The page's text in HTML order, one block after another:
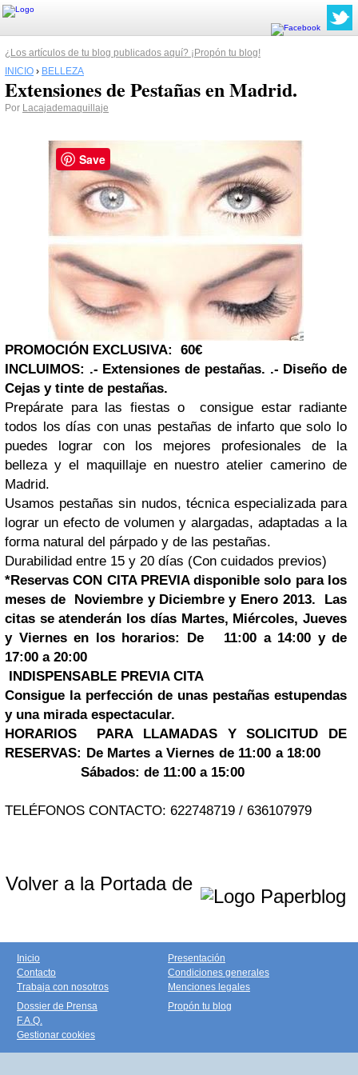
¿Los artículos de tu blog publicados aquí? ¡Propón tu blog!
INICIO › BELLEZA
Extensiones de Pestañas en Madrid.
Por Lacajademaquillaje
PROMOCIÓN EXCLUSIVA: 60€
INCLUIMOS: .- Extensiones de pestañas. .- Diseño de
Cejas y tinte de pestañas.
Prepárate para las fiestas o consigue estar radiante
todos los días con unas pestañas de infarto que solo lo
puedes lograr con los mejores profesionales de la
belleza y el maquillaje en nuestro atelier camerino de
Madrid.
Usamos pestañas sin nudos, técnica especializada para
lograr un efecto de volumen y alargadas, adaptadas a la
forma natural del párpado y de las pestañas.
Durabilidad entre 15 y 20 días (Con cuidados previos)
*Reservas CON CITA PREVIA disponiblesolo para los
meses de Noviembre y Diciembre y Enero 2013.
Las
citas se atenderán los días Martes, Miércoles, Jueves
y Viernes en los horarios: De 11:00 a 14:00 y de
17:00 a 20:00
INDISPENSABLE PREVIA CITA
Consigue la perfección de unas pestañas estupendas
y una mirada espectacular.
HORARIOS PARA LLAMADAS Y SOLICITUD DE
RESERVAS: De Martes a Viernes de 11:00 a 18:00
Sábados: de 11:00 a 15:00
TELÉFONOS CONTACTO: 622748719 / 636107979
Volver a la Portada de
Inicio
Contacto
Trabaja con nosotros
Presentación
Condiciones generales
Menciones legales
Dossier de Prensa
F.A.Q.
Gestionar cookies
Propón tu blog
Save